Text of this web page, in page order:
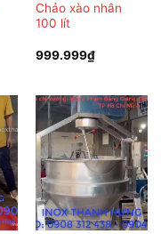
Chảo xào nhân
100 lít
999.999₫